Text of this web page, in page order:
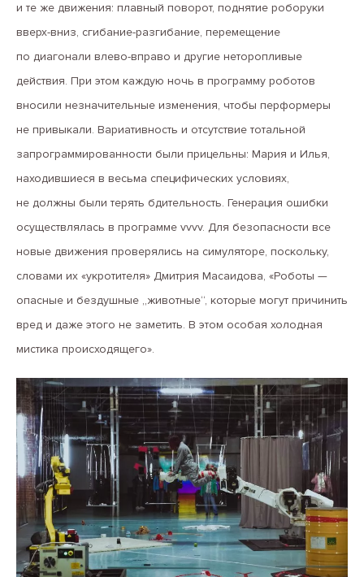
и те же движения: плавный поворот, поднятие роборуки
вверх-вниз, сгибание-разгибание, перемещение
по диагонали влево-вправо и другие неторопливые
действия. При этом каждую ночь в программу роботов
вносили незначительные изменения, чтобы перформеры
не привыкали. Вариативность и отсутствие тотальной
запрограммированности были прицельны: Мария и Илья,
находившиеся в весьма специфических условиях,
не должны были терять бдительность. Генерация ошибки
осуществлялась в программе vvvv. Для безопасности все
новые движения проверялись на симуляторе, поскольку,
словами их «укротителя» Дмитрия Масаидова, «Роботы —
опасные и бездушные „животные“, которые могут причинить
вред и даже этого не заметить. В этом особая холодная
мистика происходящего».